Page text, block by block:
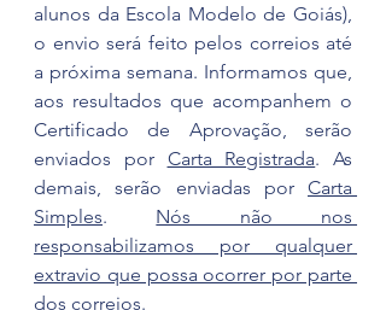
alunos da Escola Modelo de Goiás),
o envio será feito pelos correios até
a próxima semana. Informamos que,
aos resultados que acompanhem o
Certificado de Aprovação, serão
enviados por Carta Registrada. As
demais, serão enviadas por Carta
Simples. Nós não nos
responsabilizamos por qualquer
extravio que possa ocorrer por parte
dos correios.